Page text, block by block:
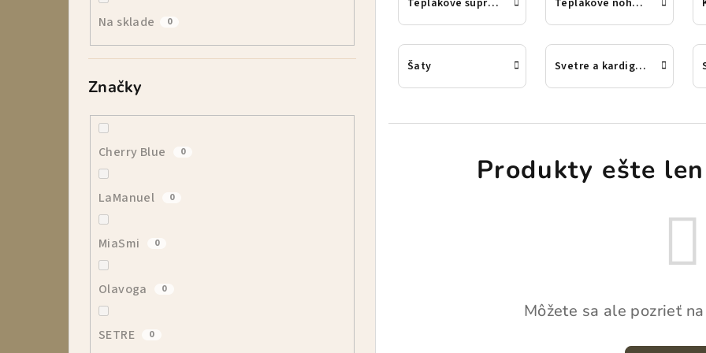
Na sklade 0
Značky
Cherry Blue 0
LaManuel 0
MiaSmi 0
Olavoga 0
SETRE 0
Teplákové súpravy Teplákové nohavice
Šaty Svetre a kardigany
Produkty ešte
Môžete sa ale pozrieť